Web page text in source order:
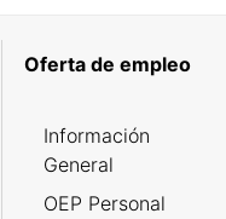
Oferta de empleo
Información
General
OEP Personal